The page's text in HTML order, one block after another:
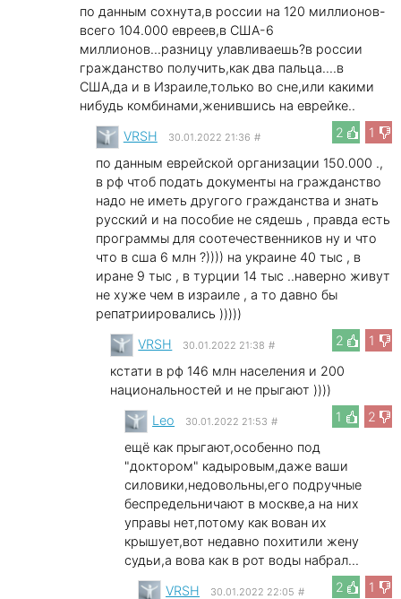
по данным сохнута,в россии на 120 миллионов-
всего 104.000 евреев,в США-6
миллионов...разницу улавливаешь?в россии
гражданство получить,как два пальца....в
США,да и в Израиле,только во сне,или какими
нибудь комбинами,женившись на еврейке..
2
1
VRSH 30.01.2022 21:36 #
по данным еврейской организации 150.000 .,
в рф чтоб подать документы на гражданство
надо не иметь другого гражданства и знать
русский и на пособие не сядешь , правда есть
программы для соотечественников ну и что
что в сша 6 млн ?)))) на украине 40 тыс , в
иране 9 тыс , в турции 14 тыс ..наверно живут
не хуже чем в израиле , а то давно бы
репатриировались )))))
2
1
VRSH 30.01.2022 21:38 #
кстати в рф 146 млн населения и 200
национальностей и не прыгают ))))
1
2
Leo 30.01.2022 21:53 #
ещё как прыгают,особенно под
"доктором" кадыровым,даже ваши
силовики,недовольны,его подручные
беспредельничают в москве,а на них
управы нет,потому как вован их
крышует,вот недавно похитили жену
судьи,а вова как в рот воды набрал...
2
1
VRSH 30.01.2022 22:05 #